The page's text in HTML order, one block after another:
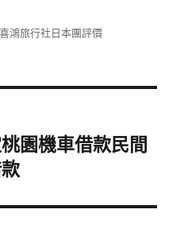
分
喜鴻旅行社日本團評價
園機車借款民間